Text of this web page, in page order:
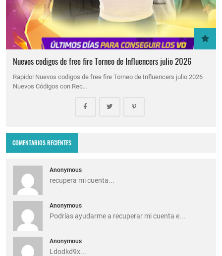
Nuevos codigos de free fire Torneo de Influencers julio 2026
Rapido! Nuevos codigos de free fire Torneo de Influencers julio 2026
Nuevos Códigos con Rec…
COMENTARIOS RECIENTES
Anonymous
recupera mi cuenta...
Anonymous
Podrías ayudarme a recuperar mi cuenta e...
Anonymous
Ldodkd9x...